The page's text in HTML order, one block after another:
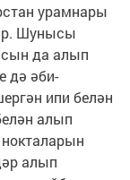
урамнары
Шунысы
да алып
дә әби-
ипи белән
алып
алып